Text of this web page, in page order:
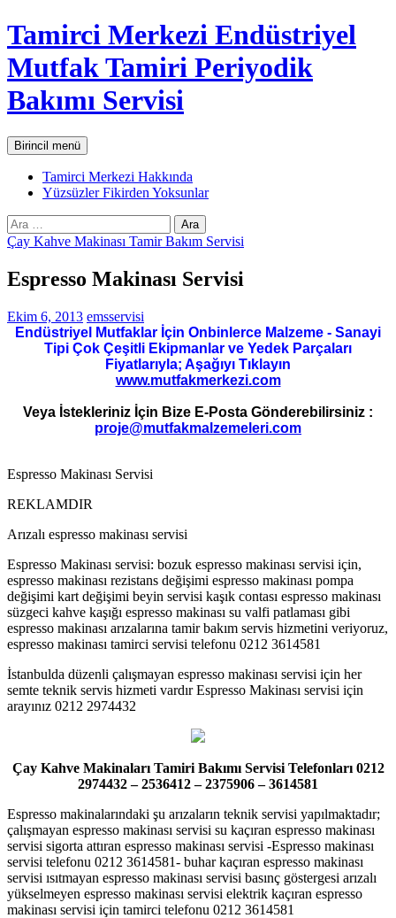
İçeriğe
atla
Tamirci Merkezi Endüstriyel
Mutfak Tamiri Periyodik
Bakımı Servisi
AraBirincil menü
Tamirci Merkezi Hakkında
Yüzsüzler Fikirden Yoksunlar
Arama:
Çay Kahve Makinası Tamir Bakım Servisi
Espresso Makinası Servisi
Ekim 6, 2013 emsservisi
Endüstriyel Mutfaklar İçin Onbinlerce Malzeme - Sanayi
Tipi Çok Çeşitli Ekipmanlar ve Yedek Parçaları
Fiyatlarıyla; Aşağıyı Tıklayın
www.mutfakmerkezi.com
Veya İstekleriniz İçin Bize E-Posta Gönderebilirsiniz :
proje@mutfakmalzemeleri.com
Espresso Makinası Servisi
REKLAMDIR
Arızalı espresso makinası servisi
Espresso Makinası servisi: bozuk espresso makinası servisi için,
espresso makinası rezistans değişimi espresso makinası pompa
değişimi kart değişimi beyin servisi kaşık contası espresso makinası
süzgeci kahve kaşığı espresso makinası su valfi patlaması gibi
espresso makinası arızalarına tamir bakım servis hizmetini veriyoruz,
espresso makinası tamirci servisi telefonu 0212 3614581
İstanbulda düzenli çalışmayan espresso makinası servisi için her
semte teknik servis hizmeti vardır Espresso Makinası servisi için
arayınız 0212 2974432
Çay Kahve Makinaları Tamiri Bakımı Servisi Telefonları 0212
2974432 – 2536412 – 2375906 – 3614581
Espresso makinalarındaki şu arızaların teknik servisi yapılmaktadır;
çalışmayan espresso makinası servisi su kaçıran espresso makinası
servisi sigorta attıran espresso makinası servisi -Espresso makinası
servisi telefonu 0212 3614581- buhar kaçıran espresso makinası
servisi ısıtmayan espresso makinası servisi basınç göstergesi arızalı
yükselmeyen espresso makinası servisi elektrik kaçıran espresso
makinası servisi için tamirci telefonu 0212 3614581